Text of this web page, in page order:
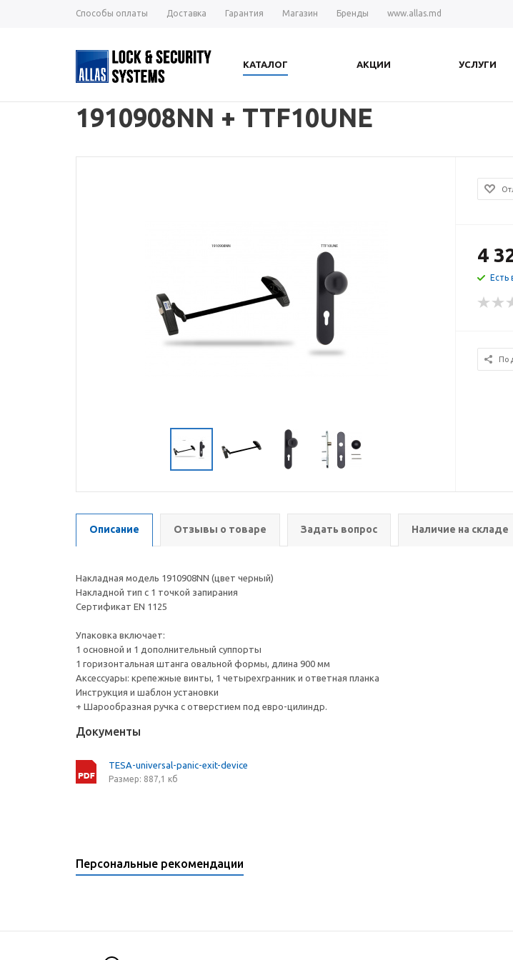
Способы оплаты Доставка Гарантия Магазин Бренды www.allas.md
КАТАЛОГ АКЦИИ УСЛУГИ
1910908NN + TTF10UNE
4
Есть
Описание Отзывы о товаре Задать вопрос Наличие на складе
Накладная модель 1910908NN (цвет черный)
Накладной тип с 1 точкой запирания
Сертификат EN 1125
Упаковка включает:
1 основной и 1 дополнительный суппорты
1 горизонтальная штанга овальной формы, длина 900 мм
Аксессуары: крепежные винты, 1 четырехгранник и ответная планка
Инструкция и шаблон установки
+ Шарообразная ручка с отверстием под евро-цилиндр.
Документы
TESA-universal-panic-exit-device
Размер: 887,1 кб
Персональные рекомендации